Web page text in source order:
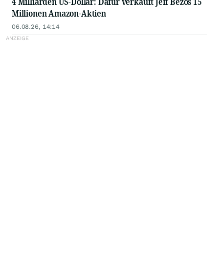
Millionen Amazon-Aktien
06.08.26, 14:14